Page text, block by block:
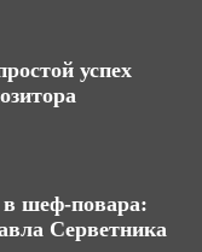
успех
шеф-повара:
Серветника